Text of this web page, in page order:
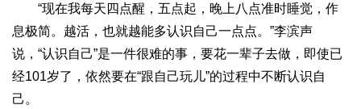
“现在我每天四点醒，五点起，晚上八点准时睡觉，作
息极简。越活，也就越能多认识自己一点点。”李滨声
说，“认识自己”是一件很难的事，要花一辈子去做，即使已
经101岁了，依然要在“跟自己玩儿”的过程中不断认识自
己。